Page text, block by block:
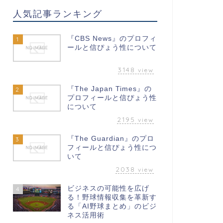
人気記事ランキング
1
『CBS News』のプロフィ
ールと信ぴょう性について
3148 view
2
『The Japan Times』の
プロフィールと信ぴょう性
について
2195 view
3
『The Guardian』のプロ
フィールと信ぴょう性につ
いて
2038 view
4
ビジネスの可能性を広げ
る！野球情報収集を革新す
る「AI野球まとめ」のビジ
ネス活用術